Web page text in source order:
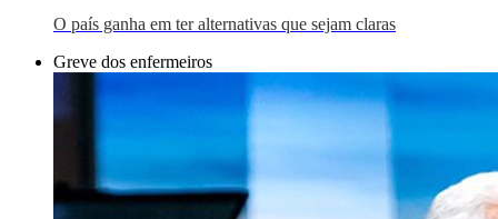
O país ganha em ter alternativas que sejam claras
Greve dos enfermeiros